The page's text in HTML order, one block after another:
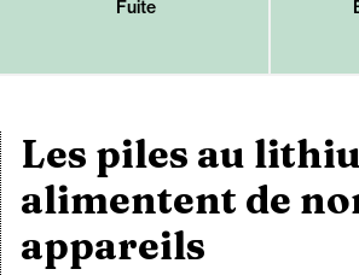
Fuite
Les piles au
alimentent de
appareils